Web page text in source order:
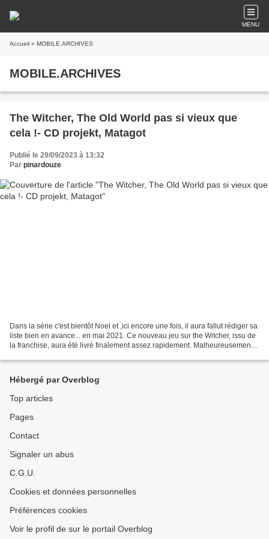
MENU
Accueil » MOBILE.ARCHIVES
MOBILE.ARCHIVES
The Witcher, The Old World pas si vieux que
cela !- CD projekt, Matagot
Publié le 29/09/2023 à 13:32
Par pinardouze
Dans la série c'est bientôt Noel et ,ici encore une fois, il aura fallut rédiger sa
liste bien en avance... en mai 2021. Ce nouveau jeu sur the Witcher, issu de
la franchise, aura été livré finalement assez rapidement. Malheureusement,
Hébergé par Overblog
Top articles
Pages
Contact
Signaler un abus
C.G.U.
Cookies et données personnelles
Préférences cookies
Voir le profil de sur le portail Overblog